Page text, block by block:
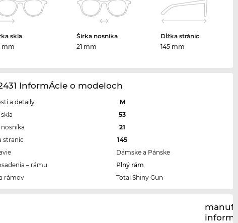
skla
mm
Šírka nosníka
21 mm
Dĺžka stránic
145 mm
InformÁcie o modeloch
a detaily
M
53
nosníka
21
straníc
145
Dámske a Pánske
– rámu
Plný rám
rámov
Total Shiny Gun